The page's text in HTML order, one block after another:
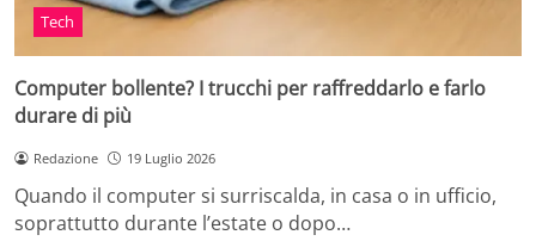
Tech
Computer bollente? I trucchi per raffreddarlo e farlo
durare di più
Redazione 19 Luglio 2026
Quando il computer si surriscalda, in casa o in ufficio,
soprattutto durante l’estate o dopo…